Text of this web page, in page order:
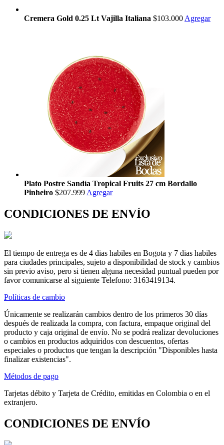
Cremera Gold 0.25 Lt Vajilla Italiana $103.000 Agregar
Plato Postre Sandía Tropical Fruits 27 cm Bordallo
Pinheiro $207.999 Agregar
CONDICIONES DE ENVÍO
El tiempo de entrega es de 4 dias habiles en Bogota y 7 dias habiles
para ciudades principales, sujeto a disponibilidad de stock y cambios
sin previo aviso, pero si tienen alguna necesidad puntual pueden por
favor comunicarse al siguiente Telefono: 3163419134.
Políticas de cambio
Únicamente se realizarán cambios dentro de los primeros 30 días
después de realizada la compra, con factura, empaque original del
producto y caja original de envío. No se podrá realizar devoluciones
o cambios en productos adquiridos con descuentos, ofertas
especiales o productos que tengan la descripción "Disponibles hasta
finalizar existencias".
Métodos de pago
Tarjetas débito y Tarjeta de Crédito, emitidas en Colombia o en el
extranjero.
CONDICIONES DE ENVÍO